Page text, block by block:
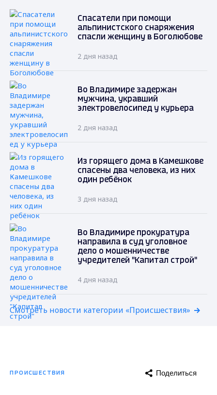
Спасатели при помощи
альпинистского снаряжения
спасли женщину в Боголюбове
2 дня назад
Во Владимире задержан
мужчина, укравший
электровелосипед у курьера
2 дня назад
Из горящего дома в Камешкове
спасены два человека, из них
один ребёнок
3 дня назад
Во Владимире прокуратура
направила в суд уголовное
дело о мошенничестве
учредителей "Капитал строй"
4 дня назад
Смотреть новости категории «Происшествия»
ПРОИСШЕСТВИЯ Поделиться